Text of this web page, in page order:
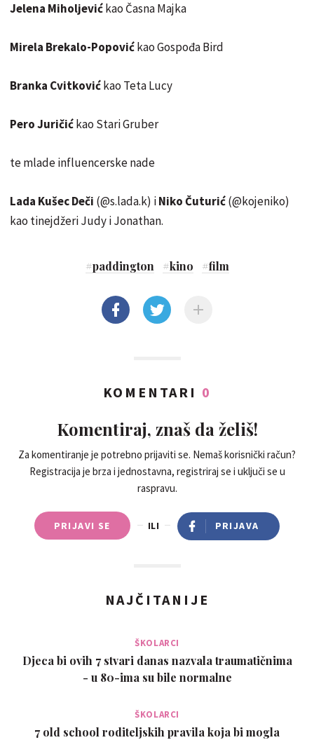
Jelena Miholjevićkao Časna Majka
Mirela Brekalo-Popovićkao Gospođa Bird
Branka Cvitkovićkao Teta Lucy
Pero Juričićkao Stari Gruber
te mlade influencerske nade
Lada Kušec Deči (@s.lada.k) iNiko Čuturić(@kojeniko)
kao tinejdžeri Judy i Jonathan.
#paddington #kino #film
KOMENTARI 0
Komentiraj, znaš da želiš!
Za komentiranje je potrebno prijaviti se. Nemaš korisnički račun?
Registracija je brza i jednostavna, registriraj se i uključi se u
raspravu.
PRIJAVI SE ILI PRIJAVA
NAJČITANIJE
ŠKOLARCI
Djeca bi ovih 7 stvari danas nazvala traumatičnima
- u 80-ima su bile normalne
ŠKOLARCI
7 old school roditeljskih pravila koja bi mogla